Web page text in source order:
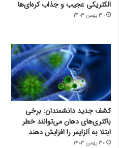
الکتریکی عجیب و جذاب کره‌ای‌ها
30 بهمن 1403
کشف جدید دانشمندان: برخی
باکتری‌های دهان می‌توانند خطر
ابتلا به آلزایمر را افزایش دهند
30 بهمن 1403